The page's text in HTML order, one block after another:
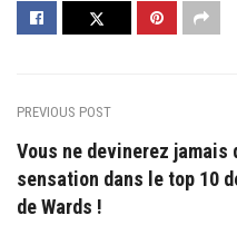
PREVIOUS POST
Vous ne devinerez
sensation dans le top 10
de Wards !